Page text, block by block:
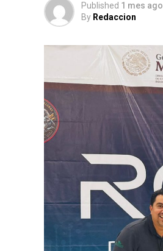
Published 1 mes ago
By Redaccion